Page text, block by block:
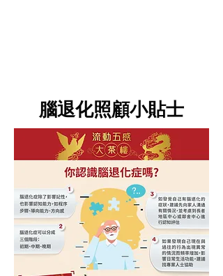
​腦退化照顧小貼士